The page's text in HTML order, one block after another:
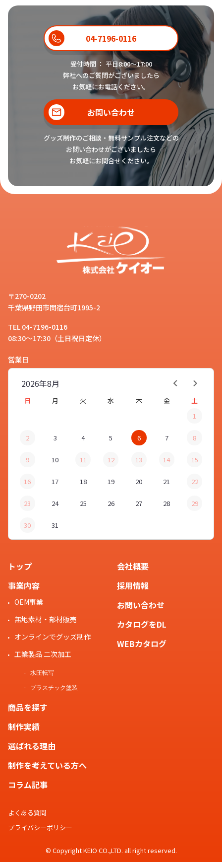
04-7196-0116
受付時間 ： 平日8:00〜17:00
弊社へのご質問がございましたら
お気軽にお電話ください。
お問い合わせ
グッズ制作のご相談・無料サンプル注文などの
お問い合わせがございましたら
お気軽にお問合せください。
〒270-0202
千葉県野田市関宿台町1995-2
TEL 04-7196-0116
08:30～17:30（土日祝日定休）
営業日
8月
2026年
日 月 火 水 木 金
土
1
2 3 4 5 6 7 8
9 10 11 12 13 14 15
16 17 18 19 20 21 22
23 24 25 26 27 28 29
30 31
トップ
事業内容
OEM事業
無地素材・部材販売
オンラインでグッズ制作
工業製品 二次加工
水圧転写
プラスチック塗装
商品を探す
制作実績
選ばれる理由
制作を考えている方へ
コラム記事
会社概要
採用情報
お問い合わせ
カタログをDL
WEBカタログ
よくある質問
プライバシーポリシー
© Copyright KEIO CO.,LTD. all right reserved.